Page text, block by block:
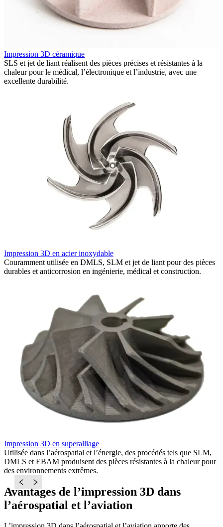
Impression 3D céramique
SLS et jet de liant réalisent des pièces précises et résistantes à la
chaleur pour le médical, l’électronique et l’industrie, avec une
excellente durabilité.
Impression 3D en acier inoxydable
Couramment utilisée en DMLS, SLM et jet de liant pour des pièces
durables et anticorrosion en ingénierie, médical et construction.
Impression 3D en superalliage
Utilisée dans l’aérospatial et l’énergie, des procédés tels que SLM,
DMLS et EBAM produisent des pièces résistantes à la chaleur pour
des environnements extrêmes.
Avantages de l’impression 3D dans
l’aérospatial et l’aviation